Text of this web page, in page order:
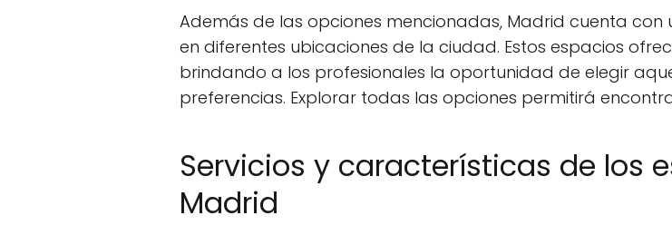
Además de las opciones mencionadas, Madrid cuenta
en diferentes ubicaciones de la ciudad. Estos espacios
brindando a los profesionales la oportunidad de elegir
preferencias. Explorar todas las opciones permitirá
Servicios y características de los
Madrid